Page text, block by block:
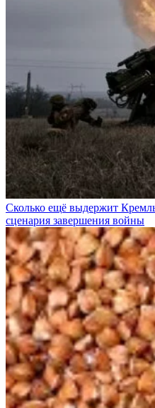
Сколько ещё выдержит
сценария завершения войны